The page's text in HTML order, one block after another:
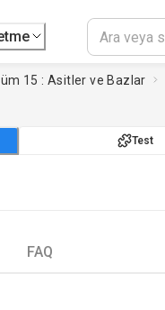
15 : Asitler ve Bazlar
Test
FAQ